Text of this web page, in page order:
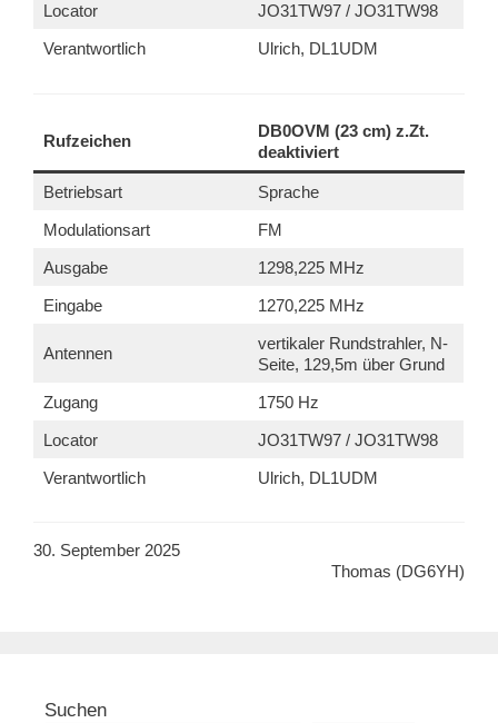
Locator
JO31TW97 / JO31TW98
Verantwortlich
Ulrich, DL1UDM
Rufzeichen
DB0OVM (23 cm) z.Zt.
deaktiviert
Betriebsart
Sprache
Modulationsart
FM
Ausgabe
1298,225 MHz
Eingabe
1270,225 MHz
Antennen
vertikaler Rundstrahler, N-
Seite, 129,5m über Grund
Zugang
1750 Hz
Locator
JO31TW97 / JO31TW98
Verantwortlich
Ulrich, DL1UDM
30. September 2025
Thomas (DG6YH)
Suchen